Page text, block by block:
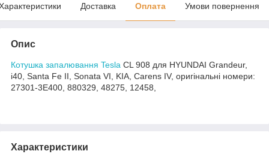
Доставка Оплата Умови повернення
Опис
Котушка запалювання Tesla CL 908 для HYUNDAI Grandeur,
i40, Santa Fe II, Sonata VI, KIA, Carens IV, оригінальні номери:
27301-3E400, 880329, 48275, 12458,
Характеристики